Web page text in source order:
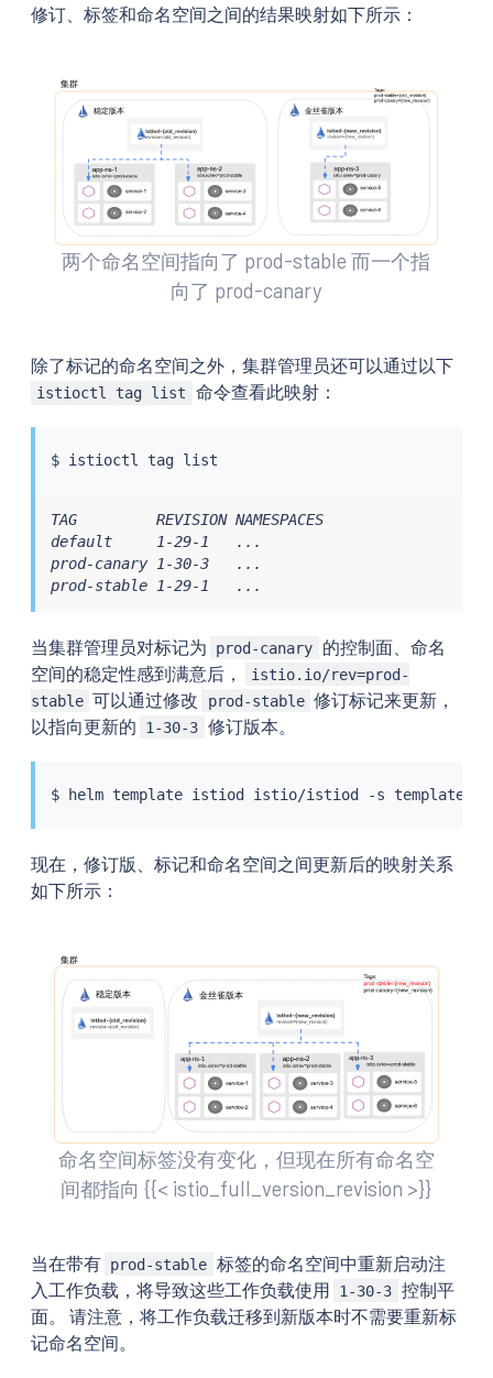
修订、标签和命名空间之间的结果映射如下所示：
两个命名空间指向了 prod-stable 而一个指
向了 prod-canary
除了标记的命名空间之外，集群管理员还可以通过以下
istioctl tag list 命令查看此映射：
$ istioctl
TAG         REVISION NAMESPACES
default     1-29-1   ...
prod-canary 1-30-3   ...
prod-stable 1-29-1   ...
当集群管理员对标记为 prod-canary
的控制面、命名
空间的稳定性感到满意后，
istio.io/rev=prod-
stable 可以通过修改 prod-stable 修订标记来更新，
以指向更新的
1-30-3 修订版本。
$ helm template istiod istio/istiod -s templates/
现在，修订版、标记和命名空间之间更新后的映射关系
如下所示：
命名空间标签没有变化，但现在所有命名空
间都指向 {{< istio_full_version_revision >}}
当在带有 prod-stable 标签的命名空间中重新启动注
入工作负载，将导致这些工作负载使用
1-30-3 控制平
面。 请注意，将工作负载迁移到新版本时不需要重新标
记命名空间。